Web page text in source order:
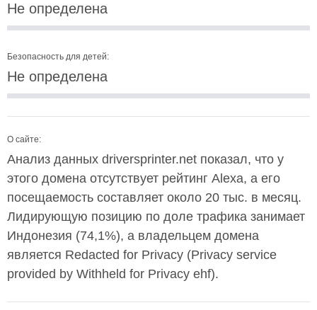
Не определена
Безопасность для детей:
Не определена
О сайте:
Анализ данных driversprinter.net показал, что у
этого домена отсутствует рейтинг Alexa, а его
посещаемость составляет около 20 тыс. в месяц.
Лидирующую позицию по доле трафика занимает
Индонезия (74,1%), а владельцем домена
является Redacted for Privacy (Privacy service
provided by Withheld for Privacy ehf).